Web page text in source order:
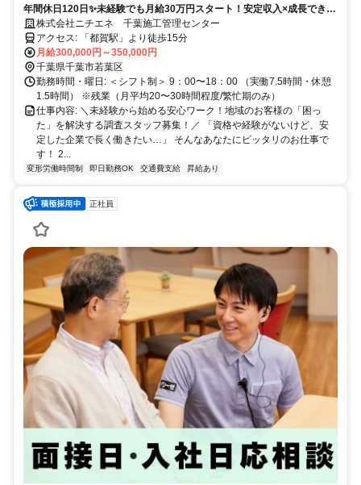
年間休日120日✨未経験でも月給30万円スタート！安定収入×成長できる
環境◎固定給＋賞与＋手当で、安定した収入を確保！スキルを磨けば昇
給＆キャリアアップのチャンスも多数✨
株式会社ニチエネ 千葉施工管理センター
アクセス: 「都賀駅」より徒歩15分
月給300,000円～350,000円
千葉県千葉市若葉区
勤務時間・曜日: ＜シフト制＞ 9：00〜18：00 （実働7.5時間・休憩
1.5時間） ※残業（月平均20〜30時間程度/繁忙期のみ）
仕事内容: ＼未経験から始める安心ワーク！地域のお客様の「困っ
た」を解決する調査スタッフ募集！／ 「資格や経験がないけど、安
定した企業で長く働きたい…」 そんなあなたにピッタリのお仕事で
す！ 2...
変形労働時間制 即日勤務OK 交通費支給 昇給あり
正社員